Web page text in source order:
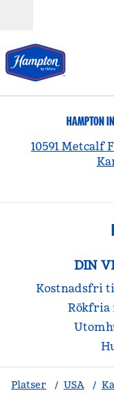
HAMPTON
10591 Metcalf
DIN
Kostnadsfri
Rökfria
Platser / USA /